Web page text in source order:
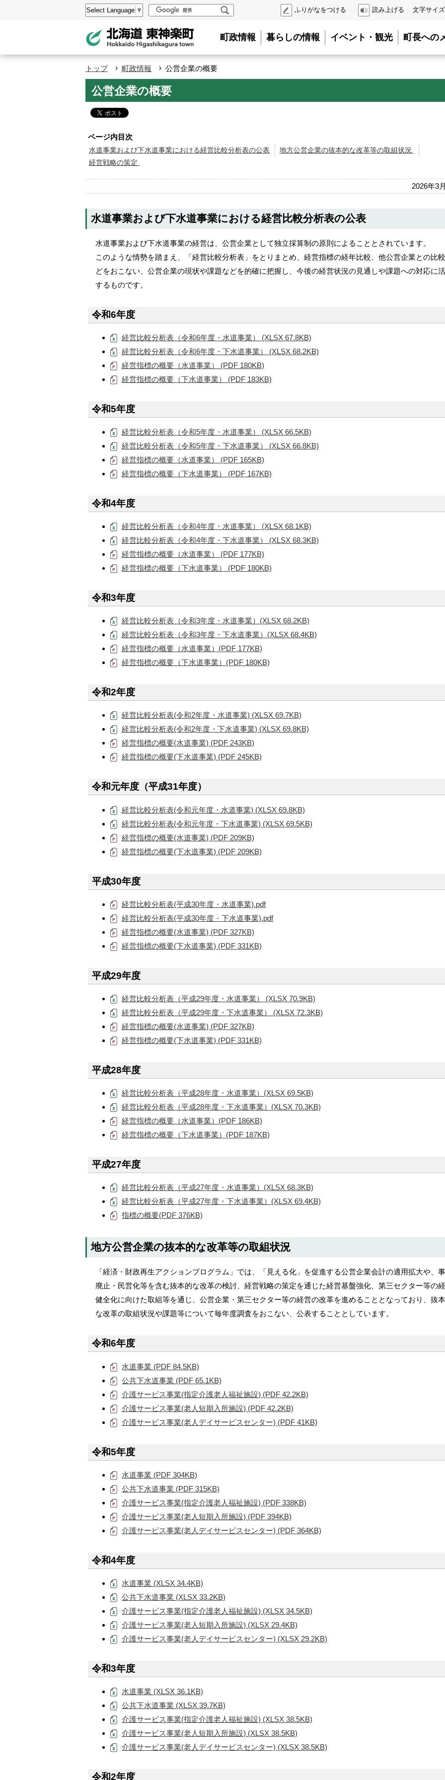
設
Select Language ▼
索
ふりがなをつける 読み上げる
文字サイズ
町政情報 暮らしの情報 イベント・観光 町長への
トップ › 町政情報 › 公営企業の概要
公営企業の概要
ページ内目次
水道事業および下水道事業における経営比較分析表の公表
地方公営企業の抜本的な改革等の取組状況
経営戦略の策定
2026年3
水道事業および下水道事業における経営比較分析表の公表
水道事業および下水道事業の経営は、公営企業として独立採算制の原則によることとされています。
このような情勢を踏まえ、「経営比較分析表」をとりまとめ、経営指標の経年比較、他公営企業との比
どをおこない、公営企業の現状や課題などを的確に把握し、今後の経営状況の見通しや課題への対応に
するものです。
令和6年度
経営比較分析表（令和6年度・水道事業） (XLSX 67.8KB)
経営比較分析表（令和6年度・下水道事業） (XLSX 68.2KB)
経営指標の概要（水道事業） (PDF 180KB)
経営指標の概要（下水道事業） (PDF 183KB)
令和5年度
経営比較分析表（令和5年度・水道事業） (XLSX 66.5KB)
経営比較分析表（令和5年度・下水道事業） (XLSX 66.8KB)
経営指標の概要（水道事業） (PDF 165KB)
経営指標の概要（下水道事業） (PDF 167KB)
令和4年度
経営比較分析表（令和4年度・水道事業） (XLSX 68.1KB)
経営比較分析表（令和4年度・下水道事業） (XLSX 68.3KB)
経営指標の概要（水道事業） (PDF 177KB)
経営指標の概要（下水道事業） (PDF 180KB)
令和3年度
経営比較分析表（令和3年度・水道事業）(XLSX 68.2KB)
経営比較分析表（令和3年度・下水道事業）(XLSX 68.4KB)
経営指標の概要（水道事業）(PDF 177KB)
経営指標の概要（下水道事業）(PDF 180KB)
令和2年度
経営比較分析表(令和2年度・水道事業) (XLSX 69.7KB)
経営比較分析表(令和2年度・下水道事業) (XLSX 69.8KB)
経営指標の概要(水道事業) (PDF 243KB)
経営指標の概要(下水道事業) (PDF 245KB)
令和元年度（平成31年度）
経営比較分析表(令和元年度・水道事業) (XLSX 69.8KB)
経営比較分析表(令和元年度・下水道事業) (XLSX 69.5KB)
経営指標の概要(水道事業) (PDF 209KB)
経営指標の概要(下水道事業) (PDF 209KB)
平成30年度
経営比較分析表(平成30年度・水道事業).pdf
経営比較分析表(平成30年度・下水道事業).pdf
経営指標の概要(水道事業) (PDF 327KB)
経営指標の概要(下水道事業) (PDF 331KB)
平成29年度
経営比較分析表（平成29年度・水道事業） (XLSX 70.9KB)
経営比較分析表（平成29年度・下水道事業） (XLSX 72.3KB)
経営指標の概要(水道事業) (PDF 327KB)
経営指標の概要(下水道事業) (PDF 331KB)
平成28年度
経営比較分析表（平成28年度・水道事業）(XLSX 69.5KB)
経営比較分析表（平成28年度・下水道事業）(XLSX 70.3KB)
経営指標の概要（水道事業）(PDF 186KB)
経営指標の概要（下水道事業）(PDF 187KB)
平成27年度
経営比較分析表（平成27年度・水道事業）(XLSX 68.3KB)
経営比較分析表（平成27年度・下水道事業）(XLSX 69.4KB)
指標の概要(PDF 376KB)
地方公営企業の抜本的な改革等の取組状況
「経済・財政再生アクションプログラム」では、「見える化」を促進する公営企業会計の適用拡大や、
廃止・民営化等を含む抜本的な改革の検討、経営戦略の策定を通じた経営基盤強化、第三セクター等の
健全化に向けた取組等を通じ、公営企業・第三セクター等の経営の改革を進めることとなっており、抜
な改革の取組状況や課題等について毎年度調査をおこない、公表することとしています。
令和6年度
水道事業 (PDF 84.5KB)
公共下水道事業 (PDF 65.1KB)
介護サービス事業(指定介護老人福祉施設) (PDF 42.2KB)
介護サービス事業(老人短期入所施設) (PDF 42.2KB)
介護サービス事業(老人デイサービスセンター) (PDF 41KB)
令和5年度
水道事業 (PDF 304KB)
公共下水道事業 (PDF 315KB)
介護サービス事業(指定介護老人福祉施設) (PDF 338KB)
介護サービス事業(老人短期入所施設) (PDF 394KB)
介護サービス事業(老人デイサービスセンター) (PDF 364KB)
令和4年度
水道事業 (XLSX 34.4KB)
公共下水道事業 (XLSX 33.2KB)
介護サービス事業(指定介護老人福祉施設) (XLSX 34.5KB)
介護サービス事業(老人短期入所施設) (XLSX 29.4KB)
介護サービス事業(老人デイサービスセンター) (XLSX 29.2KB)
令和3年度
水道事業 (XLSX 36.1KB)
公共下水道事業 (XLSX 39.7KB)
介護サービス事業(指定介護老人福祉施設) (XLSX 38.5KB)
介護サービス事業(老人短期入所施設) (XLSX 38.5KB)
介護サービス事業(老人デイサービスセンター) (XLSX 38.5KB)
令和2年度
ペ
ー
ジ
ト
ッ
プ
へ
本
へ